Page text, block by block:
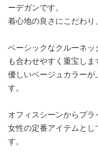
ーデガンです。
着心地の良さにこだわり
ベーシックなクルーネ
も合わせやすく重宝しま
優しいベージュカラー
す。
オフィスシーンからプ
女性の定番アイテムと
す。